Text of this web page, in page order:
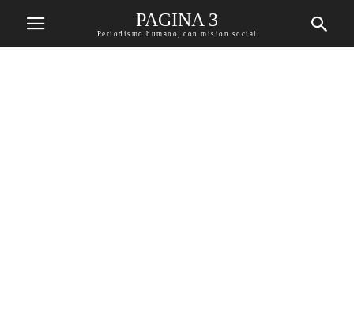
PAGINA 3
Periodismo humano, con mision social